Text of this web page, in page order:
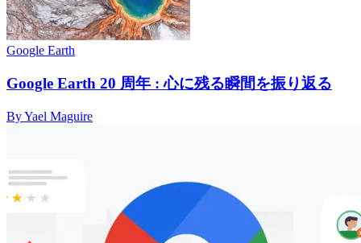
Google Earth
Google Earth 20 周年 : 心に残る瞬間を振り返る
By Yael Maguire